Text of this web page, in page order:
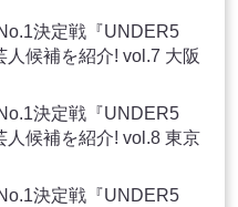
決定戦『UNDER5
候補を紹介! vol.7 大阪
決定戦『UNDER5
候補を紹介! vol.8 東京
決定戦『UNDER5